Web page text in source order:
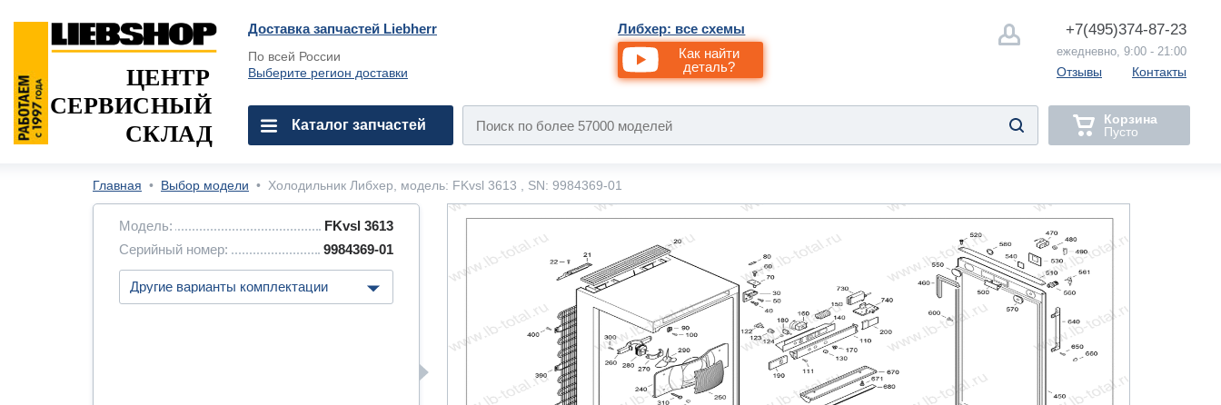
Доставка запчастей Liebherr
По всей России
Выберите регион доставки
Либхер: все схемы
Как найти
деталь?
+7(495)374-87-23
ежедневно, 9:00 - 21:00
Отзывы Контакты
ЦЕНТР
СЕРВИСНЫЙ
СКЛАД
Каталог запчастей
Корзина
Пусто
Главная • Выбор модели • Холодильник Либхер, модель: FKvsl 3613 , SN: 9984369-01
Модель:
FKvsl 3613
Серийный номер:
9984369-01